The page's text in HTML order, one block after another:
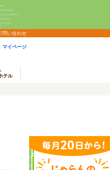
問い合わせ
マイページ
テル